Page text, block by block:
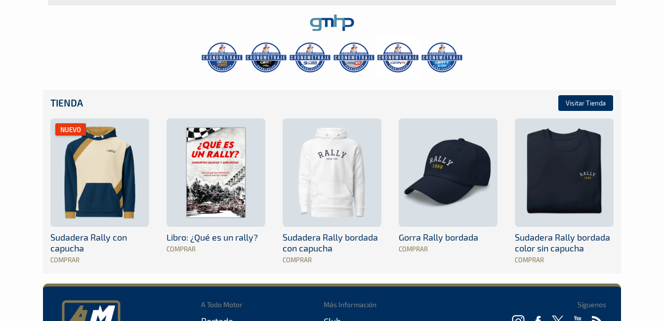
TIENDA Visitar Tienda
NUEVO
Sudadera Rally con
capucha
COMPRAR
Libro: ¿Qué es un rally?
COMPRAR
Sudadera Rally bordada
con capucha
COMPRAR
Gorra Rally bordada
COMPRAR
Sudadera Rally bordada
color sin capucha
COMPRAR
A Todo Motor Más Información Síguenos